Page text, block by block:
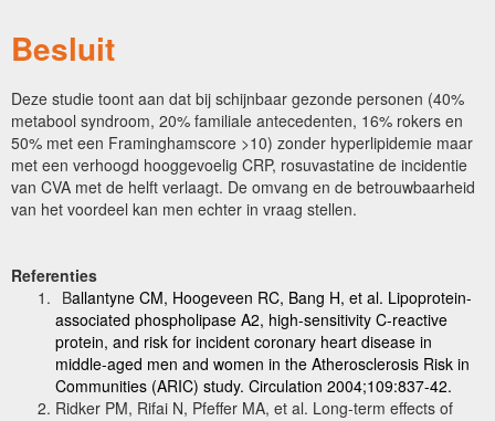
Besluit
Deze studie toont aan dat bij schijnbaar gezonde personen (40%
metabool syndroom, 20% familiale antecedenten, 16% rokers en
50% met een Framinghamscore >10) zonder hyperlipidemie maar
met een verhoogd hooggevoelig CRP, rosuvastatine de incidentie
van CVA met de helft verlaagt. De omvang en de betrouwbaarheid
van het voordeel kan men echter in vraag stellen.
Referenties
Ballantyne CM, Hoogeveen RC, Bang H, et al. Lipoprotein-
associated phospholipase A2, high-sensitivity C-reactive
protein, and risk for incident coronary heart disease in
middle-aged men and women in the Atherosclerosis Risk in
Communities (ARIC) study. Circulation 2004;109:837-42.
Ridker PM, Rifai N, Pfeffer MA, et al. Long-term effects of